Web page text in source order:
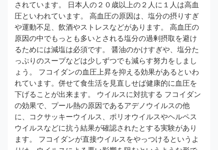
されています。 日本人の２０歳以上の２人に１人は高血
圧といわれています。 高血圧の原因は、塩分の摂りすぎ
や運動不足、飲酒やストレスなどがあります。 高血圧の
原因の中でもっとも多いとされる塩分の過剰摂取を避け
るためには減塩は必須です。 醤油のかけすぎや、塩分た
っぷりのスープなどは少しずつでも減らす努力をしまし
ょう。 フコイダンの血圧上昇を抑える効果があるといわ
れています。併せて食生活を見直しせば健康的に血圧を
下げることが出来ます。 ウイルスに対抗する フコイダン
の効果で、プール熱の原因であるアデノウイルスの他
に、コクサッキーウイルス、ポリオウイルスやヘルペス
ウイルスなどに抗う結果が確認されたとする実験があり
ます。 フコイダンが直接ウイルスをやっつけるというよ